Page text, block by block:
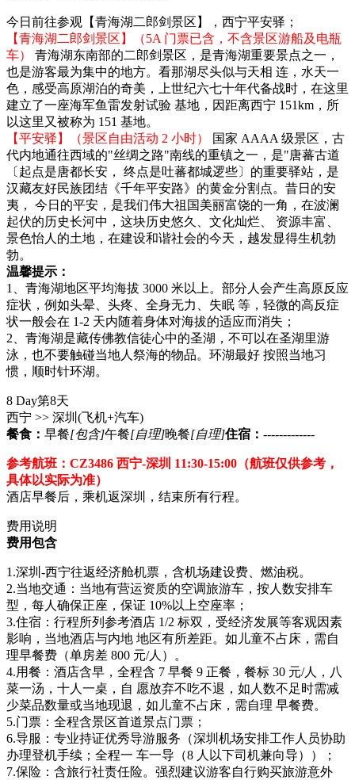
今日前往参观【青海湖二郎剑景区】，西宁平安驿；
【青海湖二郎剑景区】（5A 门票已含，不含景区游船及电瓶
车）
青海湖东南部的二郎剑景区，是青海湖重要景点之一，
也是游客最为集中的地方。看那湖尽头似与天相 连，水天一
色，感受高原湖泊的奇美，上世纪六七十年代备战时，在这里
建立了一座海军鱼雷发射试验 基地，因距离西宁 151km，所
以这里又被称为 151 基地。
【平安驿】（景区自由活动 2 小时）
国家 AAAA 级景区，古
代内地通往西域的"丝绸之路"南线的重镇之一，是"唐蕃古道
〔起点是唐都长安， 终点是吐蕃都城逻些〕的重要驿站，是
汉藏友好民族团结《千年平安路》的黄金分割点。昔日的安
夷， 今日的平安，是我们伟大祖国美丽富饶的一角，在波澜
起伏的历史长河中，这块历史悠久、文化灿烂、 资源丰富、
景色怡人的土地，在建设和谐社会的今天，越发显得生机勃
勃。
温馨提示：
1、青海湖地区平均海拔 3000 米以上。部分人会产生高原反应
症状，例如头晕、头疼、全身无力、失眠 等，轻微的高反症
状一般会在 1-2 天内随着身体对海拔的适应而消失；
2、青海湖是藏传佛教信徒心中的圣湖，不可以在圣湖里游
泳，也不要触碰当地人祭海的物品。环湖最好 按照当地习
惯，顺时针环湖。
8 Day第8天
西宁 >> 深圳 (飞机+汽车)
餐食： 早餐[包含]午餐[自理]晚餐[自理]住宿： -------------
参考航班：CZ3486 西宁-深圳 11:30-15:00（航班仅供参考，
具体以实际为准）
酒店早餐后，乘机返深圳，结束所有行程。
费用说明
费用包含
1.深圳-西宁往返经济舱机票，含机场建设费、燃油税。
2.当地交通：当地有营运资质的空调旅游车，按人数安排车
型，每人确保正座，保证 10%以上空座率；
3.住宿：行程所列参考酒店 1/2 标双，受经济发展等客观因素
影响，当地酒店与内地 地区有所差距。如儿童不占床，需自
理早餐费（单房差 800 元/人）。
4.用餐：酒店含早，全程含 7 早餐 9 正餐，餐标 30 元/人，八
菜一汤，十人一桌，自 愿放弃不吃不退，如人数不足时需减
少菜品数量或当地现退，如儿童不占床，需自理 早餐费。
5.门票：全程含景区首道景点门票；
6.导服：专业持证优秀导游服务（深圳机场安排工作人员协助
办理登机手续；全程一 车一导（8 人以下司机兼向导））；
7.保险：含旅行社责任险。强烈建议游客自行购买旅游意外